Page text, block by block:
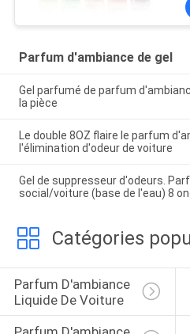
Parfum d'ambiance de gel
Gel parfumé de parfum
la pièce
Le double 8OZ flaire le parfum
l'élimination d'odeur de voiture
Gel de suppresseur d'odeurs.
social/voiture (base de l'eau) 8
Catégories
Parfum D'ambiance
Liquide De Voiture